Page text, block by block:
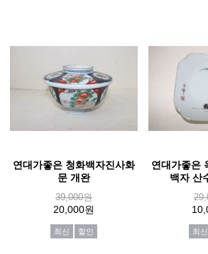
연대가좋은 청화백자진사화
문 개완
39,000원
20,000원
최신 할인
연대가좋은
백자 산
최신